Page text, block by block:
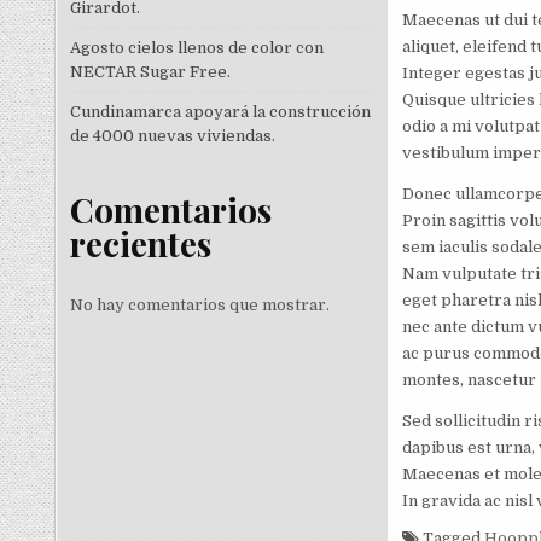
Maecenas ut dui
aliquet, eleifend
Integer egestas
Quisque ultricies
odio a mi
vestibulum
Donec
Proin sagittis
sem iaculis
Nam vulputate
eget pharetra
nec ante dictum
ac purus
montes,
Sed sollicitudin
dapibus est urna,
Maecenas et
In gravida ac nisl
Girardot.
Agosto cielos llenos de color con
NECTAR Sugar Free.
Cundinamarca apoyará la construcción
de 4000 nuevas viviendas.
Comentarios
recientes
No hay comentarios que mostrar.